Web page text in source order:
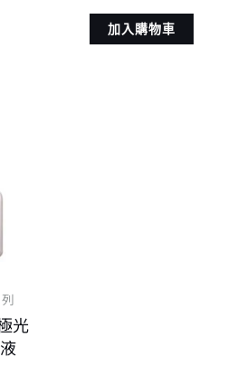
加入購物車
光
3,000。
2,280。